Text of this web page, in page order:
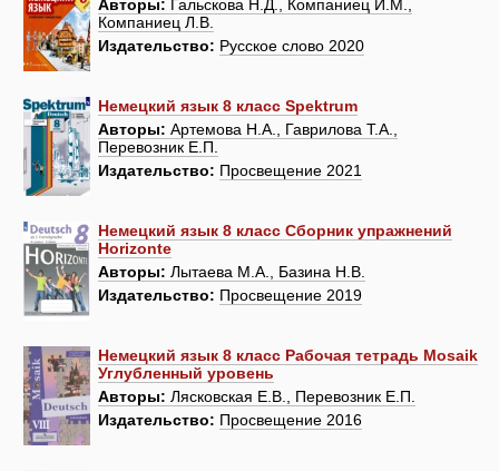
Авторы: Гальскова Н.Д., Компаниец И.М.,
Компаниец Л.В.
Издательство: Русское слово 2020
Немецкий язык 8 класс Spektrum
Авторы: Артемова Н.А., Гаврилова Т.А.,
Перевозник Е.П.
Издательство: Просвещение 2021
Немецкий язык 8 класс Сборник упражнений
Horizonte
Авторы: Лытаева М.А., Базина Н.В.
Издательство: Просвещение 2019
Немецкий язык 8 класс Рабочая тетрадь Mosaik
Углубленный уровень
Авторы: Лясковская Е.В., Перевозник Е.П.
Издательство: Просвещение 2016